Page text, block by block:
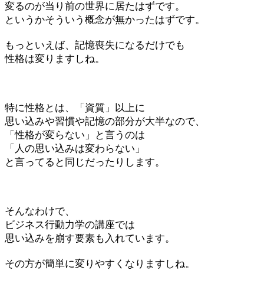
変るのが当り前の世界に居たはずです。
というかそういう概念が無かったはずです。
もっといえば、記憶喪失になるだけでも
性格は変りますしね。
特に性格とは、「資質」以上に
思い込みや習慣や記憶の部分が大半なので、
「性格が変らない」と言うのは
「人の思い込みは変わらない」
と言ってると同じだったりします。
そんなわけで、
ビジネス行動力学の講座では
思い込みを崩す要素も入れています。
その方が簡単に変りやすくなりますしね。